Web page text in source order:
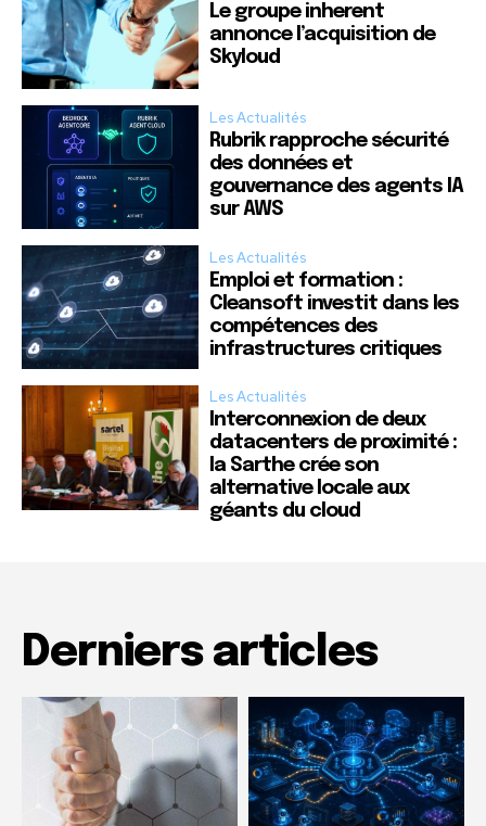
Le groupe inherent
annonce l’acquisition de
Skyloud
Les Actualités
Rubrik rapproche sécurité
des données et
gouvernance des agents IA
sur AWS
Les Actualités
Emploi et formation :
Cleansoft investit dans les
compétences des
infrastructures critiques
Les Actualités
Interconnexion de deux
datacenters de proximité :
la Sarthe crée son
alternative locale aux
géants du cloud
Derniers articles